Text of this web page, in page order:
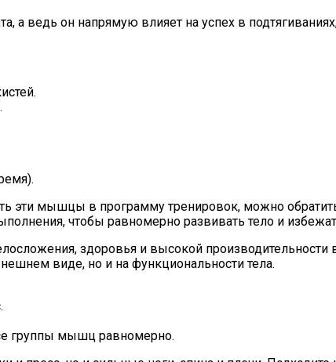
ведь он напрямую влияет на успех в
эти мышцы в программу тренировок, можно
чтобы равномерно развивать тело и
здоровья и высокой
виде, но и на функциональности тела.
группы мышц равномерно.